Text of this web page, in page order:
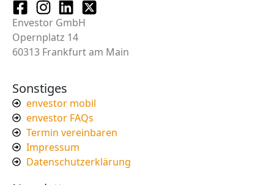
Envestor GmbH
Opernplatz 14
60313 Frankfurt am Main
Sonstiges
envestor mobil
envestor FAQs
Termin vereinbaren
Impressum
Datenschutzerklärung